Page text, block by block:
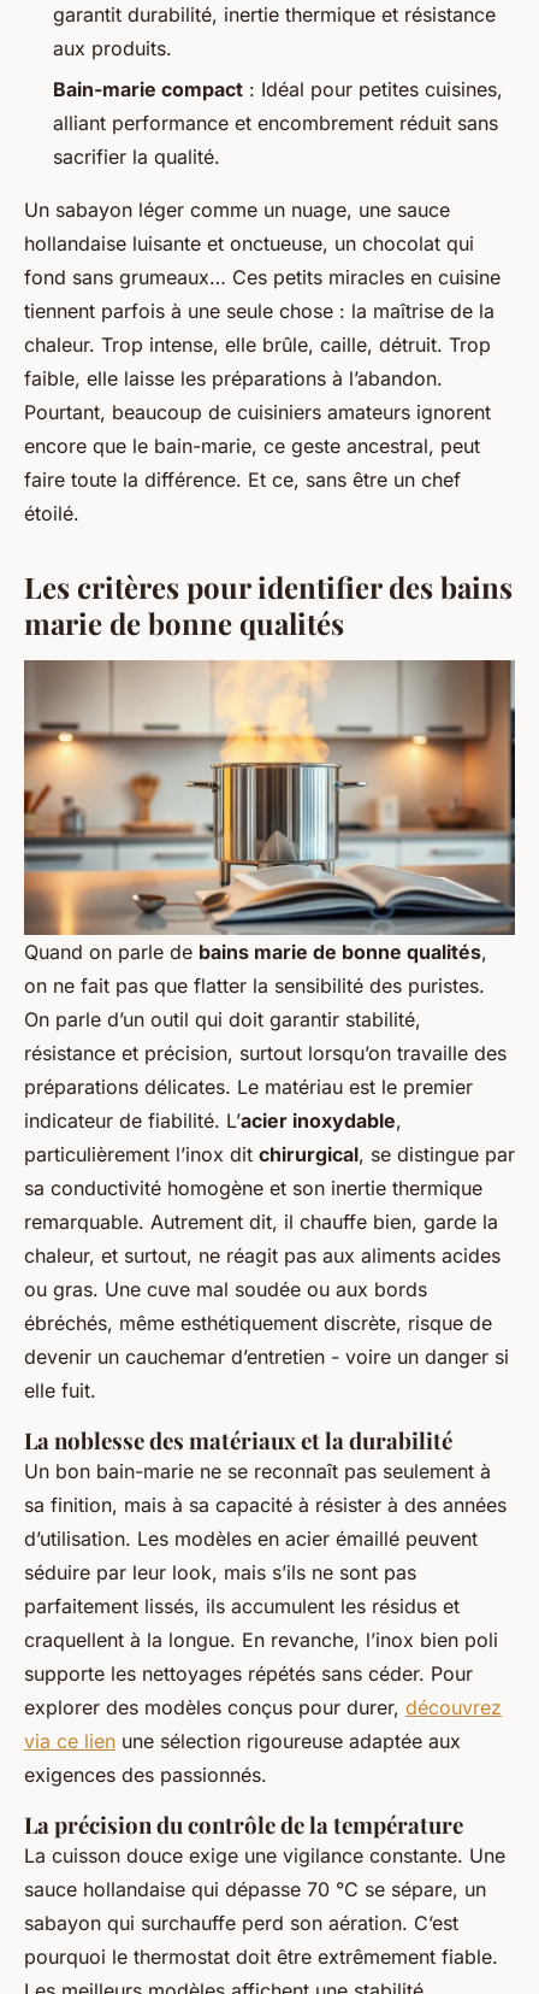
garantit durabilité, inertie thermique et résistance
aux produits.
Bain-marie compact : Idéal pour petites cuisines,
alliant performance et encombrement réduit sans
sacrifier la qualité.
Un sabayon léger comme un nuage, une sauce
hollandaise luisante et onctueuse, un chocolat qui
fond sans grumeaux… Ces petits miracles en cuisine
tiennent parfois à une seule chose : la maîtrise de la
chaleur. Trop intense, elle brûle, caille, détruit. Trop
faible, elle laisse les préparations à l’abandon.
Pourtant, beaucoup de cuisiniers amateurs ignorent
encore que le bain-marie, ce geste ancestral, peut
faire toute la différence. Et ce, sans être un chef
étoilé.
Les critères pour identifier des bains
marie de bonne qualités
Quand on parle de bains marie de bonne qualités,
on ne fait pas que flatter la sensibilité des puristes.
On parle d’un outil qui doit garantir stabilité,
résistance et précision, surtout lorsqu’on travaille des
préparations délicates. Le matériau est le premier
indicateur de fiabilité. L’acier inoxydable,
particulièrement l’inox dit chirurgical, se distingue par
sa conductivité homogène et son inertie thermique
remarquable. Autrement dit, il chauffe bien, garde la
chaleur, et surtout, ne réagit pas aux aliments acides
ou gras. Une cuve mal soudée ou aux bords
ébréchés, même esthétiquement discrète, risque de
devenir un cauchemar d’entretien - voire un danger si
elle fuit.
La noblesse des matériaux et la durabilité
Un bon bain-marie ne se reconnaît pas seulement à
sa finition, mais à sa capacité à résister à des années
d’utilisation. Les modèles en acier émaillé peuvent
séduire par leur look, mais s’ils ne sont pas
parfaitement lissés, ils accumulent les résidus et
craquellent à la longue. En revanche, l’inox bien poli
supporte les nettoyages répétés sans céder. Pour
explorer des modèles conçus pour durer, découvrez
via ce lien une sélection rigoureuse adaptée aux
exigences des passionnés.
La précision du contrôle de la température
La cuisson douce exige une vigilance constante. Une
sauce hollandaise qui dépasse 70 °C se sépare, un
sabayon qui surchauffe perd son aération. C’est
pourquoi le thermostat doit être extrêmement fiable.